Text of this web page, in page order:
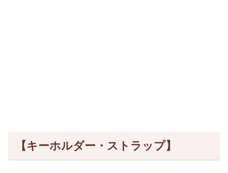
【キーホルダー・ストラップ】